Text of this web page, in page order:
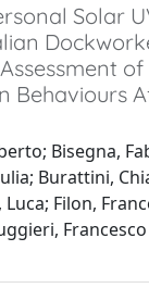
Solar
Behaviours
Bisegna,
Burattini,
Filon,